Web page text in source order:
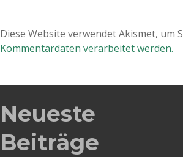
Diese Website verwendet Akismet, um
Kommentardaten verarbeitet werden.
Neueste
Beiträge